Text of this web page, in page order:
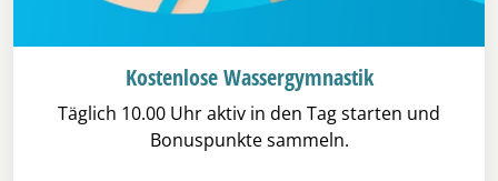
Kostenlose Wassergymnastik
Täglich 10.00 Uhr aktiv in den Tag starten und
Bonuspunkte sammeln.